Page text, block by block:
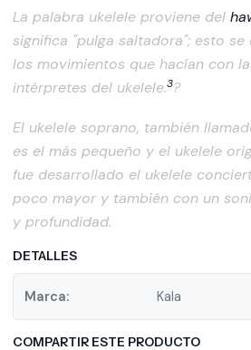
La palabra ukelele proviene del
significa "pulga saltadora"; esto
los movimientos que hacían con
intérpretes del ukelele.3?
El ukelele soprano, también
es el más pequeño y el ukelele
fue desarrollado el ukelele
poco mayor y también con un
y profundidad.
DETALLES
Marca: Kala
COMPARTIR ESTE PRODUCTO